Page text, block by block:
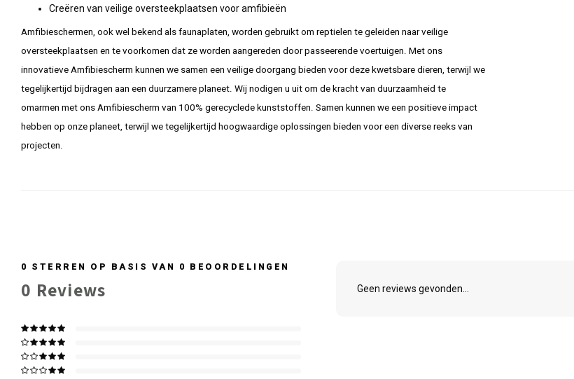
Creëren van veilige oversteekplaatsen voor amfibieën
Amfibieschermen, ook wel bekend als faunaplaten, worden gebruikt om reptielen te geleiden naar veilige
oversteekplaatsen en te voorkomen dat ze worden aangereden door passeerende voertuigen. Met ons
innovatieve Amfibiescherm kunnen we samen een veilige doorgang bieden voor deze kwetsbare dieren, terwijl we
tegelijkertijd bijdragen aan een duurzamere planeet. Wij nodigen u uit om de kracht van duurzaamheid te
omarmen met ons Amfibiescherm van 100% gerecyclede kunststoffen. Samen kunnen we een positieve impact
hebben op onze planeet, terwijl we tegelijkertijd hoogwaardige oplossingen bieden voor een diverse reeks van
projecten.
0 STERREN OP BASIS VAN 0 BEOORDELINGEN
0 Reviews Geen reviews gevonden...